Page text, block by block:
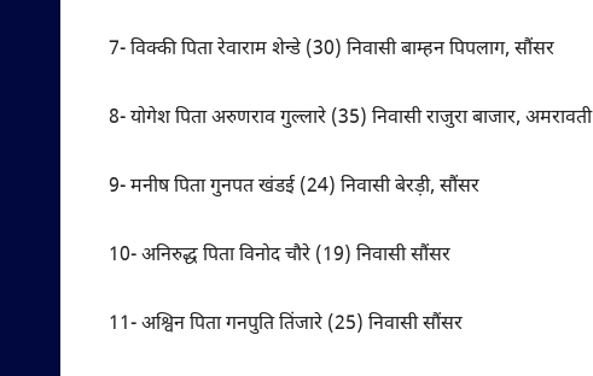
7- विक्की पिता रेवाराम शेन्डे (30) निवासी बाम्हन पिपलाग, सौंसर
8- योगेश पिता अरुणराव गुल्लारे (35) निवासी राजुरा बाजार, अमरावती
9- मनीष पिता गुनपत खंडई (24) निवासी बेरड़ी, सौंसर
10- अनिरुद्ध पिता विनोद चौरे (19) निवासी सौंसर
11- अश्विन पिता गनपुति तिंजारे (25) निवासी सौंसर